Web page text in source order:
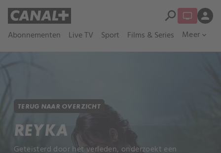
Abonnementen Live TV Sport Films & Series Meer expand_more
search person
TERUG NAAR OVERZICHT
REYKA
Geteisterd door het verleden, onderzoekt een